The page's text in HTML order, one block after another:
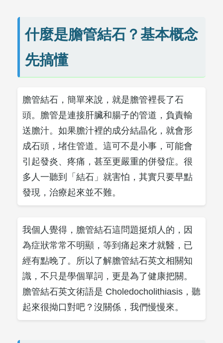
什麼是膽管結石？基本概念
先搞懂
膽管結石，簡單來說，就是膽管裡長了石
頭。膽管是連接肝臟和腸子的管道，負責輸
送膽汁。如果膽汁裡的成分結晶化，就會形
成石頭，堵住管道。這可不是小事，可能會
引起發炎、疼痛，甚至更嚴重的併發症。很
多人一聽到「結石」就害怕，其實只要早點
發現，治療起來並不難。
我個人覺得，膽管結石這問題挺煩人的，因
為症狀常常不明顯，等到痛起來才就醫，已
經有點晚了。所以了解膽管結石英文相關知
識，不只是學個單詞，更是為了健康把關。
膽管結石英文術語是 Choledocholithiasis，聽
起來很拗口對吧？沒關係，我們慢慢來。